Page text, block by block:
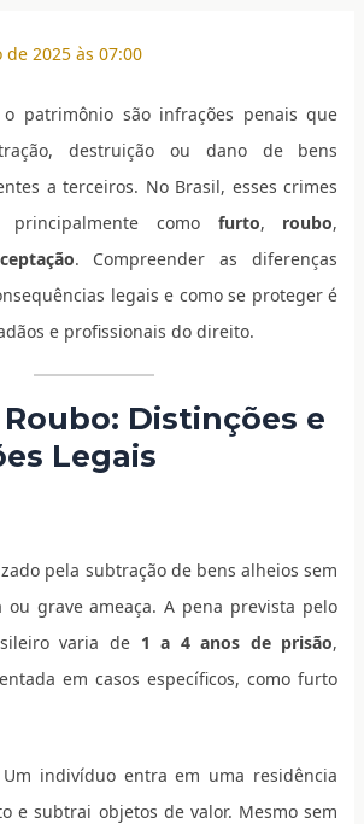
2025 às 07:00
patrimônio são infrações penais que
destruição ou dano de bens
a terceiros. No Brasil, esses crimes
principalmente como furto, roubo,
. Compreender as diferenças
legais e como se proteger é
e profissionais do direito.
Roubo: Distinções e
Legais
pela subtração de bens alheios sem
ou grave ameaça. A pena prevista pelo
varia de 1 a 4 anos de prisão,
em casos específicos, como furto
Um indivíduo entra em uma residência
e subtrai objetos de valor. Mesmo sem